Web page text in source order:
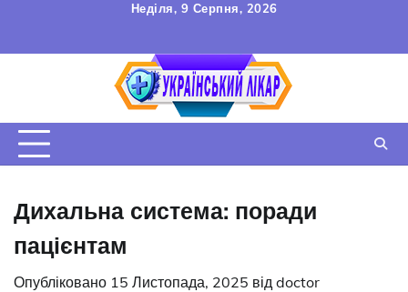
вмісту
Неділя, 9 Серпня, 2026
КОРИСТУВАЧА
Дихальна система: поради
пацієнтам
Опубліковано 15 Листопада, 2025 від doctor